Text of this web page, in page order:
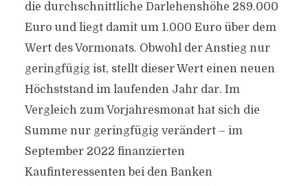
die durchschnittliche Darlehenshöhe 289.000
Euro und liegt damit um 1.000 Euro über dem
Wert des Vormonats. Obwohl der Anstieg nur
geringfügig ist, stellt dieser Wert einen neuen
Höchststand im laufenden Jahr dar. Im
Vergleich zum Vorjahresmonat hat sich die
Summe nur geringfügig verändert – im
September 2022 finanzierten
Kaufinteressenten bei den Banken